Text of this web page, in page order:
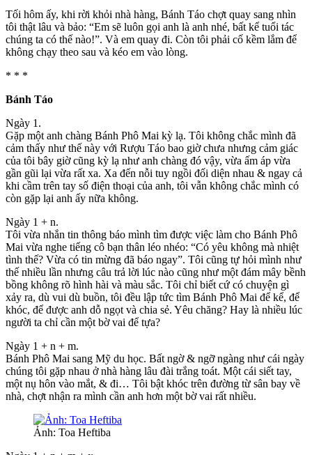
Tối hôm ấy, khi rời khỏi nhà hàng, Bánh Táo chợt quay sang nhìn
tôi thật lâu và bảo: “Em sẽ luôn gọi anh là anh nhé, bất kể tuổi tác
chúng ta có thế nào!”. Và em quay đi. Còn tôi phải cố kềm lắm để
không chạy theo sau và kéo em vào lòng.
* * *
Bánh Táo
Ngày 1.
Gặp một anh chàng Bánh Phô Mai kỳ lạ. Tôi không chắc mình đã
cảm thấy như thế này với Rượu Táo bao giờ chưa nhưng cảm giác
của tôi bây giờ cũng kỳ lạ như anh chàng đó vậy, vừa ấm áp vừa
gần gũi lại vừa rất xa. Xa đến nỗi tuy ngồi đối diện nhau & ngay cả
khi cầm trên tay số điện thoại của anh, tôi vẫn không chắc mình có
còn gặp lại anh ấy nữa không.
Ngày 1 + n.
Tôi vừa nhắn tin thông báo mình tìm được việc làm cho Bánh Phô
Mai vừa nghe tiếng cô bạn thân léo nhéo: “Có yêu không mà nhiệt
tình thế? Vừa có tin mừng đã báo ngay”. Tôi cũng tự hỏi mình như
thế nhiều lần nhưng câu trả lời lúc nào cũng như một đám mây bềnh
bồng không rõ hình hài và màu sắc. Tôi chỉ biết cứ có chuyện gì
xảy ra, dù vui dù buồn, tôi đều lập tức tìm Bánh Phô Mai để kể, để
khóc, để được anh dỗ ngọt và chia sẻ. Yêu chăng? Hay là nhiều lúc
người ta chỉ cần một bờ vai để tựa?
Ngày 1 + n + m.
Bánh Phô Mai sang Mỹ du học. Bất ngờ & ngỡ ngàng như cái ngày
chúng tôi gặp nhau ở nhà hàng lâu đài trắng toát. Một cái siết tay,
một nụ hôn vào mắt, & đi… Tôi bật khóc trên đường từ sân bay về
nhà, chợt nhận ra mình cần anh hơn một bờ vai rất nhiều.
Ảnh: Toa Heftiba